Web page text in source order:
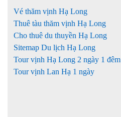
Vé thăm vịnh Hạ Long
Thuê tàu thăm vịnh Hạ Long
Cho thuê du thuyền Hạ Long
Sitemap Du lịch Hạ Long
Tour vịnh Hạ Long 2 ngày 1 đêm
Tour vịnh Lan Hạ 1 ngày